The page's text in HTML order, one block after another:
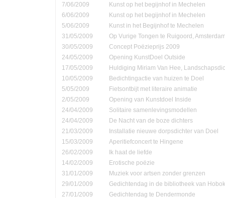
7/06/2009
Kunst op het begijnhof in Mechelen
6/06/2009
Kunst op het begijnhof in Mechelen
5/06/2009
Kunst in het Begijnhof te Mechelen
31/05/2009
Op Vurige Tongen te Ruigoord,
30/05/2009
Concept Poëzieprijs 2009
24/05/2009
Opening KunstDoel Outside
17/05/2009
Huldiging Miriam Van Hee,
10/05/2009
Bedichtingactie van huizen te Doel
5/05/2009
Fietsontbijt met literaire animatie
2/05/2009
Opening van Kunstdoel Inside
24/04/2009
Solitaire samenlevingsmodellen
24/04/2009
De Nacht van de boze dichters
21/03/2009
Installatie nieuwe dorpsdichter van Doel
15/03/2009
Aperitiefconcert te Hingene
26/02/2009
Ik haat de liefde
14/02/2009
Erotische poëzie
31/01/2009
Muziek voor artsen zonder grenzen
29/01/2009
Gedichtendag in de bibliotheek van
27/01/2009
Gedichtendag te Dendermonde